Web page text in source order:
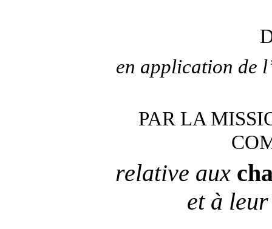
en application de
PAR LA
relative aux
et à leur